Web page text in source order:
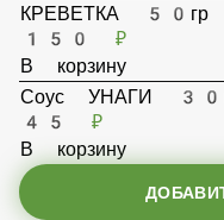
МИДИИ 50гр
95 ₽
В корзину
КРЕВЕТКА 50гр
150 ₽
В корзину